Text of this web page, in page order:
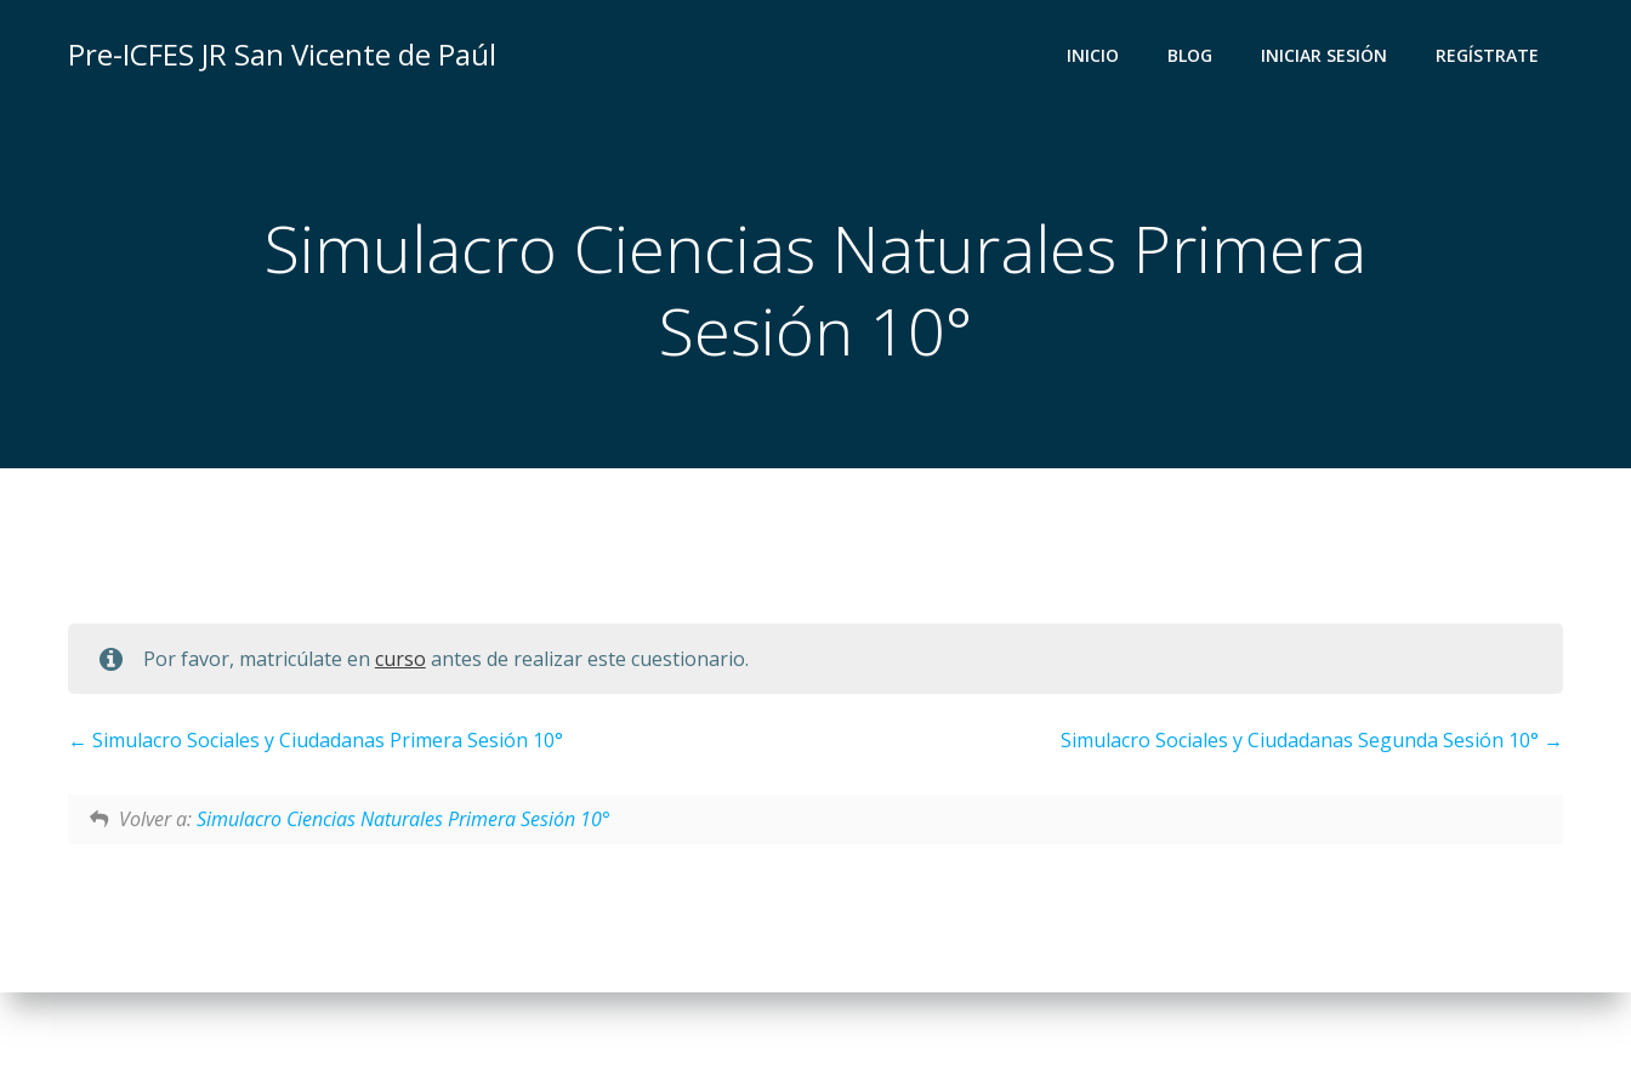
contenidoPre-ICFES JR San Vicente de Paúl INICIO BLOG INICIAR SESIÓN REGÍSTRATE
Simulacro Ciencias Naturales Primera
Sesión 10°
Por favor, matricúlate en curso antes de realizar este cuestionario.
Simulacro Sociales y Ciudadanas Primera Sesión 10° Simulacro Sociales y Ciudadanas Segunda Sesión 10°
Volver a:Simulacro Ciencias Naturales Primera Sesión 10°